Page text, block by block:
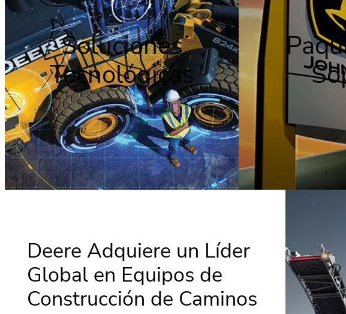
Soluciones
Tecnológicas
Deere Adquiere un Líder
Global en Equipos de
Construcción de Caminos